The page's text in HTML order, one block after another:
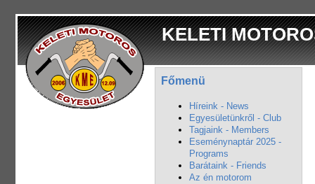
KELETI
Főmenü
Híreink - News
Egyesületünkről - Club
Tagjaink - Members
Eseménynaptár 2025 -
Programs
Barátaink - Friends
Az én motorom